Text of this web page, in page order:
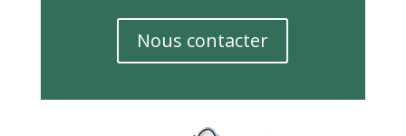
Nous contacter